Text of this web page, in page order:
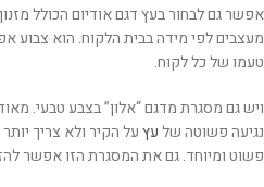
אפשר גם לבחור בעץ דגם אודיום הכולל
מעצבים לפי מידה בבית הלקוח. הוא צבוע
טעמו של כל לקוח.
ויש גם מסגרת מדגם “אלון” בצבע טבעי.
נגיעה פשוטה שלעץעל הקיר ולא צריך
פשוט ומיוחד. גם את המסגרת הזו אפשר